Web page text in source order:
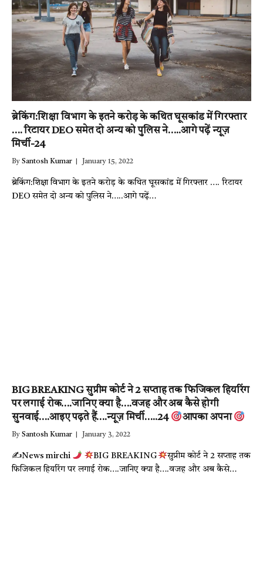
ब्रेकिंग:शिक्षा विभाग के इतने करोड़ के कथित घूसकांड में गिरफ्तार
…. रिटायर DEO समेत दो अन्य को पुलिस ने…..आगे पढ़ें न्यूज़
मिर्ची-24
By Santosh Kumar January 15, 2022
ब्रेकिंग:शिक्षा विभाग के इतने करोड़ के कथित घूसकांड में गिरफ्तार …. रिटायर
DEO समेत दो अन्य को पुलिस ने…..आगे पढ़ें…
BIG BREAKING सुप्रीम कोर्ट ने 2 सप्ताह तक फिजिकल हियरिंग
पर लगाई रोक….जानिए क्या है….वजह और अब कैसे होगी
सुनवाई….आइए पढ़ते हैं….न्यूज़ मिर्ची…..24
आपका अपना
By Santosh Kumar January 3, 2022
✍News mirchi BIG BREAKING
सुप्रीम कोर्ट ने 2 सप्ताह तक
फिजिकल हियरिंग पर लगाई रोक….जानिए क्या है….वजह और अब कैसे…